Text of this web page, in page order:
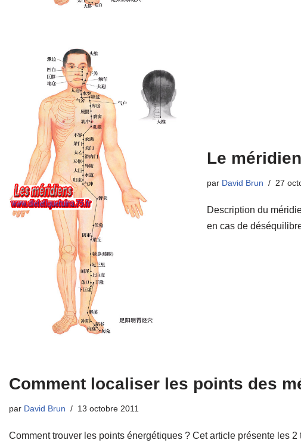
Le
par David Brun 27
Description du
en cas de
Comment localiser les points des
par David Brun 13 octobre 2011
Comment trouver les points énergétiques ? Cet article présente les